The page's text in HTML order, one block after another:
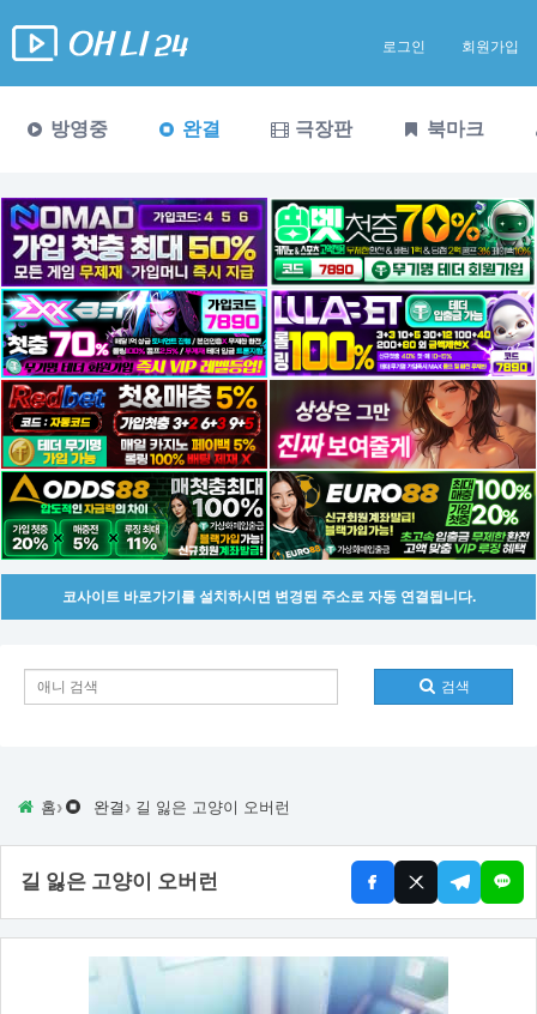
로그인 회원가입
방영중 완결 극장판 북마크
코사이트 바로가기를 설치하시면 변경된 주소로 자동 연결됩니다.
검색
홈› 완결 › 길 잃은 고양이 오버런
길 잃은 고양이 오버런